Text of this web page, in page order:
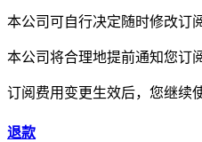
本公司可自行决定随时修改订
本公司将合理地提前通知您订
订阅费用变更生效后，您继续
退款